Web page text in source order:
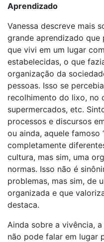
Aprendizado
Vanessa descreve mais
grande aprendizado
que vivi em um lugar
estabelecidas, o que
organização da
pessoas. Isso se
recolhimento do lixo, no
supermercados, etc.
processos e discursos
ou ainda, aquele famoso
completamente
cultura, mas sim, uma
normas. Isso não é
problemas, mas sim, de
organizada e que
destaca.
Ainda sobre a vivência,
não pode falar em lugar